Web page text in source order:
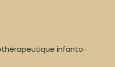
infanto-